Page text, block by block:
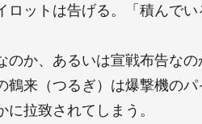
ロットは告げる。「積んで
のか、あるいは宣戦布告なの
鶴来（つるぎ）は爆撃機の
に拉致されてしまう。